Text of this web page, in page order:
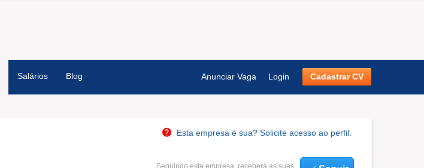
Salários Blog Anunciar Vaga Login Cadastrar CV
Esta empresa é sua? Solicite acesso ao perfil.
Seguindo esta empresa, receberá as suas